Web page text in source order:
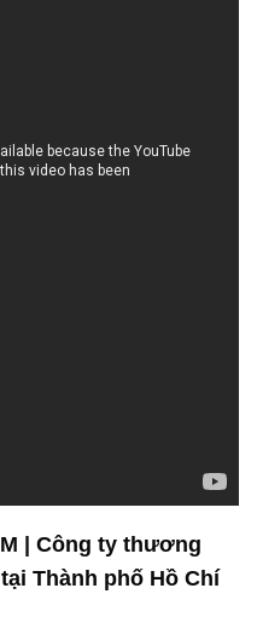
| Công ty thương
Thành phố Hồ Chí